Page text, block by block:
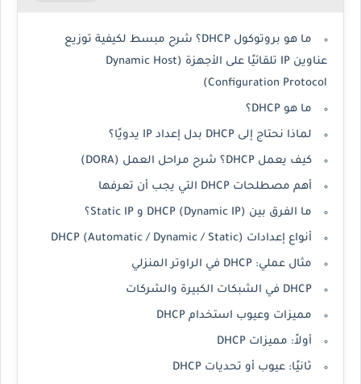
ما هو بروتوكول DHCP؟ شرح مبسط لكيفية توزيع
عناوين IP تلقائيًا على الأجهزة (Dynamic Host
Configuration Protocol)
ما هو DHCP؟
لماذا نحتاج إلى DHCP بدل إعداد IP يدويًا؟
كيف يعمل DHCP؟ شرح مراحل العمل (DORA)
أهم مصطلحات DHCP التي يجب أن تعرفها
ما الفرق بين DHCP (Dynamic IP) و Static IP؟
أنواع إعدادات DHCP (Automatic / Dynamic / Static)
مثال عملي: DHCP في الراوتر المنزلي
DHCP في الشبكات الكبيرة والشركات
مميزات وعيوب استخدام DHCP
أولاً: مميزات DHCP
ثانيًا: عيوب أو تحديات DHCP